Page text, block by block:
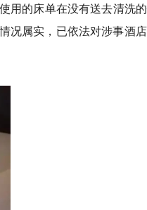
用的床单在没有送去清洗
况属实，已依法对涉事酒